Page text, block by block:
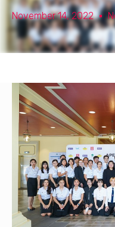
November 14, 2022